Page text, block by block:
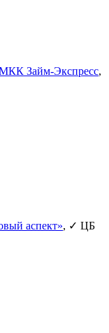
Займ-Экспресс,
аспект», ✓ ЦБ